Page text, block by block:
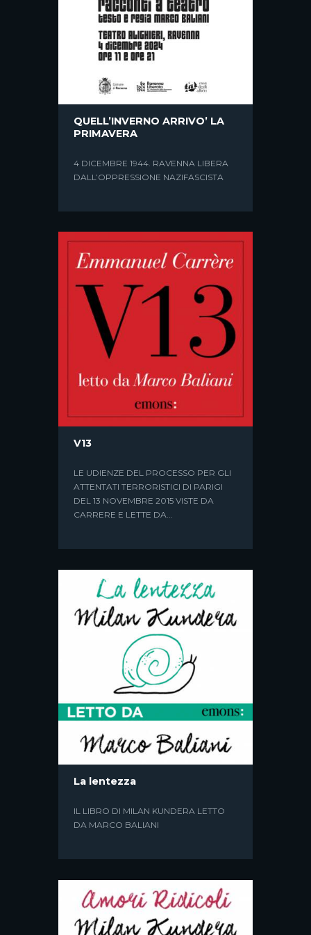
QUELL’INVERNO ARRIVO’ LA
PRIMAVERA
4 DICEMBRE 1944. RAVENNA LIBERA
DALL’OPPRESSIONE NAZIFASCISTA
V13
LE UDIENZE DEL PROCESSO PER GLI
ATTENTATI TERRORISTICI DI PARIGI
DEL 13 NOVEMBRE 2015 VISTE DA
CARRERE E LETTE DA...
La lentezza
IL LIBRO DI MILAN KUNDERA LETTO
DA MARCO BALIANI
L’ATTORE NELLA CASA DI
CRISTALLO
LIBRO (TITIVILLUS EDIZIONI)
QUINTA STAGIONE
MARCOALDI
RIGOLETTO. LA NOTTE DELLA
UN PROGETTO ORIGINALE PER IL